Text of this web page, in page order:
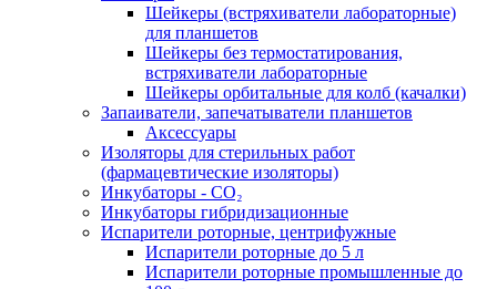
Шейкеры (встряхиватели лабораторные)
для планшетов
Шейкеры без термостатирования,
встряхиватели лабораторные
Шейкеры орбитальные для колб (качалки)
Запаиватели, запечатыватели планшетов
Аксессуары
Изоляторы для стерильных работ
(фармацевтические изоляторы)
Инкубаторы - CO₂
Инкубаторы гибридизационные
Испарители роторные, центрифужные
Испарители роторные до 5 л
Испарители роторные промышленные до